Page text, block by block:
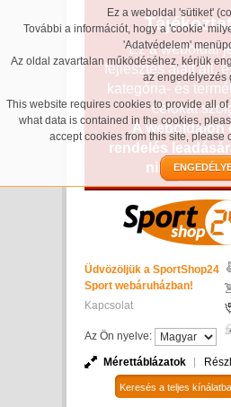
Ez a weboldal 'sütiket'
További a információt, hogy a 'cookie'
'Adatvédelem'
Az oldal zavartalan működéséhez, kérjük
az engedélyezés
This website requires cookies to provide all
what data is contained in the cookies,
accept cookies from this site, please
Ez a weboldal
fejlesztés alatt áll,
kategória- és
célokat
A weboldalon
rendelés
nincs
Üdvözöljük a SportShop24
Sport webáruházban!
Kapcsolat
Az Ön nyelve:
Mérettáblázatok